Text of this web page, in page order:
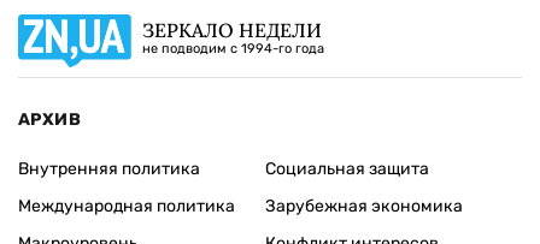
ЗЕРКАЛО НЕДЕЛИ
не подводим с 1994-го года
АРХИВ
Внутренняя политика
Международная политика
Социальная защита
Зарубежная экономика